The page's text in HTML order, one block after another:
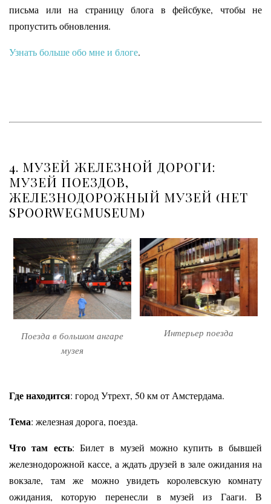
письма или на страницу блога в фейсбуке, чтобы не
пропустить обновления.
Узнать больше обо мне и блоге.
4. МУЗЕЙ ЖЕЛЕЗНОЙ ДОРОГИ:
МУЗЕЙ ПОЕЗДОВ,
ЖЕЛЕЗНОДОРОЖНЫЙ МУЗЕЙ (HET
SPOORWEGMUSEUM)
Поезда в большом ангаре
музея
Интерьер поезда
Где находится: город Утрехт, 50 км от Амстердама.
Тема: железная дорога, поезда.
Что там есть: Билет в музей можно купить в бывшей
железнодорожной кассе, а ждать друзей в зале ожидания на
вокзале, там же можно увидеть королевскую комнату
ожидания, которую перенесли в музей из Гааги. В